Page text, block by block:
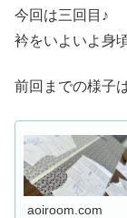
今回は三回目♪
衿をいよいよ身
前回までの様子
aoiroom.com